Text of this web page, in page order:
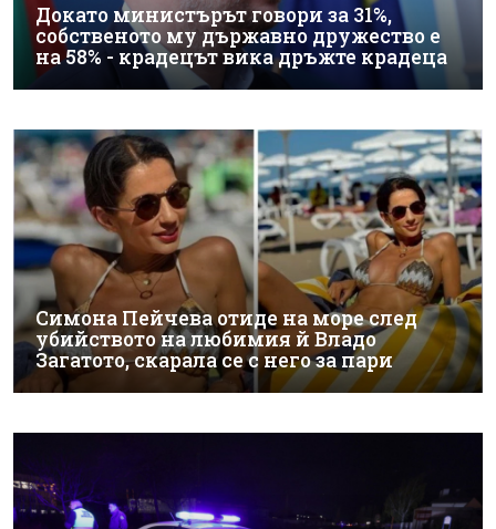
Докато министърът говори за 31%,
собственото му държавно дружество е
на 58% - крадецът вика дръжте крадеца
Симона Пейчева отиде на море след
убийството на любимия й Владо
Загатото, скарала се с него за пари